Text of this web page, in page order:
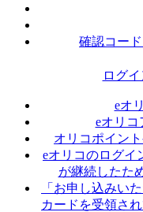
確認コー
ログ
eオ
eオリ
オリコポイン
eオリコのログイ
が継続したた
「お申し込みい
カードを受領さ